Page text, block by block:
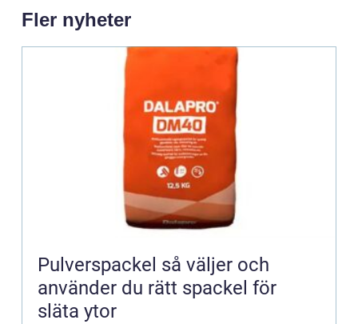
Fler nyheter
Pulverspackel så väljer och
använder du rätt spackel för
släta ytor